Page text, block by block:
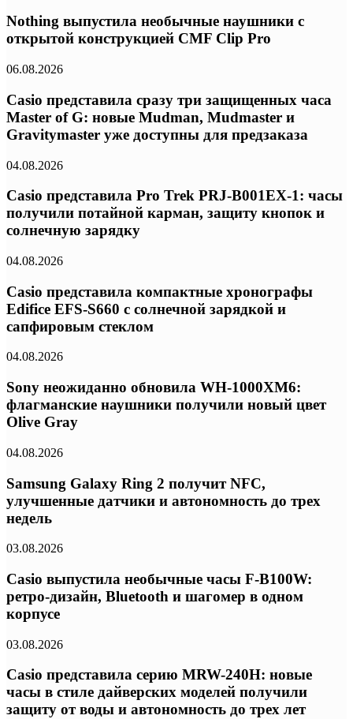
Nothing выпустила необычные наушники с
открытой конструкцией CMF Clip Pro
06.08.2026
Casio представила сразу три защищенных часа
Master of G: новые Mudman, Mudmaster и
Gravitymaster уже доступны для предзаказа
04.08.2026
Casio представила Pro Trek PRJ-B001EX-1: часы
получили потайной карман, защиту кнопок и
солнечную зарядку
04.08.2026
Casio представила компактные хронографы
Edifice EFS-S660 с солнечной зарядкой и
сапфировым стеклом
04.08.2026
Sony неожиданно обновила WH-1000XM6:
флагманские наушники получили новый цвет
Olive Gray
04.08.2026
Samsung Galaxy Ring 2 получит NFC,
улучшенные датчики и автономность до трех
недель
03.08.2026
Casio выпустила необычные часы F-B100W:
ретро-дизайн, Bluetooth и шагомер в одном
корпусе
03.08.2026
Casio представила серию MRW-240H: новые
часы в стиле дайверских моделей получили
защиту от воды и автономность до трех лет